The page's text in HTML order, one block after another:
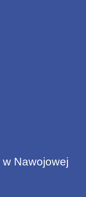
Nawojowej